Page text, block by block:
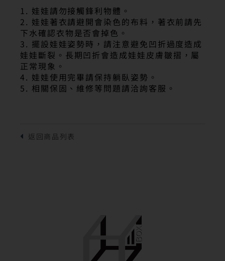
1. 娃娃請勿接觸鋒利物體。
2. 娃娃著衣請避開會染色的布料，著衣前請先
下水確認衣物是否會掉色。
3. 擺設娃娃姿勢時，請注意避免凹折過度造成
娃娃斷裂。長期凹折會造成娃娃皮膚皺摺，屬
正常現象。
4. 娃娃使用完畢請保持躺臥姿勢。
5. 相關保固、維修等問題請洽詢客服。